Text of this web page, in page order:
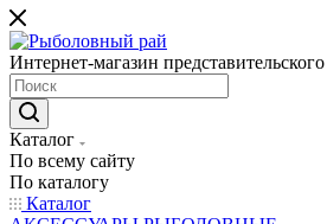
Интернет-магазин представительского
Каталог
По всему сайту
По каталогу
Каталог